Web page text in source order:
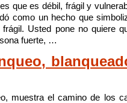
que es débil, frágil y
como un hecho que
Usted pone no quiere
fuerte, …
muestra el camino de los